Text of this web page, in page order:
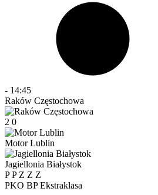
- 14:45
Raków Częstochowa
2 0
Motor Lublin
Jagiellonia Białystok
PP Z Z Z
PKO BP Ekstraklasa